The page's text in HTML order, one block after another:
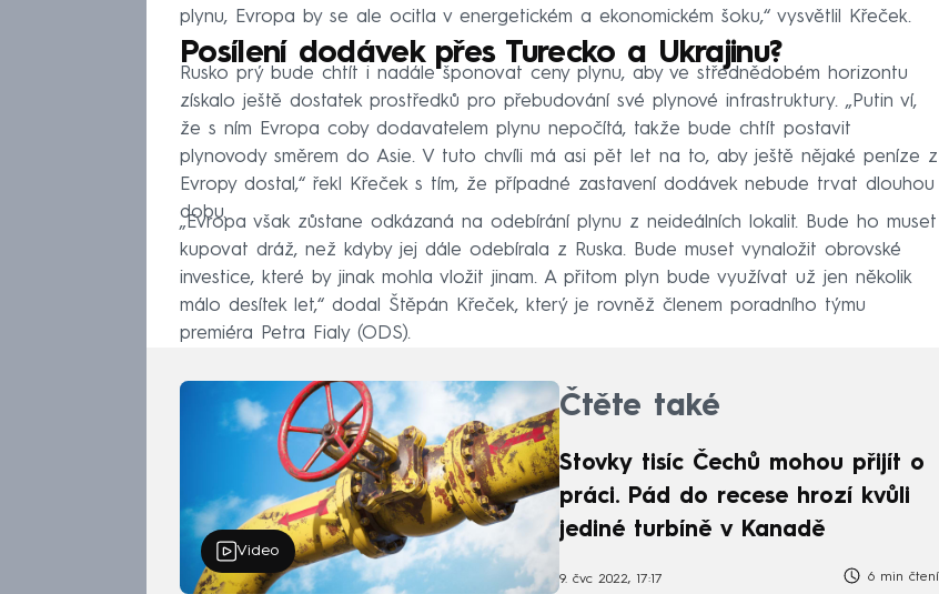
plynu, Evropa by se ale ocitla v energetickém a ekonomickém šoku,“ vysvětlil Křeček.
Posílení dodávek přes Turecko a Ukrajinu?
Rusko prý bude chtít i nadále šponovat ceny plynu, aby ve střednědobém horizontu
získalo ještě dostatek prostředků pro přebudování své plynové infrastruktury. „Putin ví,
že s ním Evropa coby dodavatelem plynu nepočítá, takže bude chtít postavit
plynovody směrem do Asie. V tuto chvíli má asi pět let na to, aby ještě nějaké peníze z
Evropy dostal,“ řekl Křeček s tím, že případné zastavení dodávek nebude trvat dlouhou
dobu.
„Evropa však zůstane odkázaná na odebírání plynu z neideálních lokalit. Bude ho muset
kupovat dráž, než kdyby jej dále odebírala z Ruska. Bude muset vynaložit obrovské
investice, které by jinak mohla vložit jinam. A přitom plyn bude využívat už jen několik
málo desítek let,“ dodal Štěpán Křeček, který je rovněž členem poradního týmu
premiéra Petra Fialy (ODS).
Video
Čtěte také
Stovky tisíc Čechů mohou přijít o
práci. Pád do recese hrozí kvůli
jediné turbíně v Kanadě
9. čvc 2022, 17:17 6 min čtení